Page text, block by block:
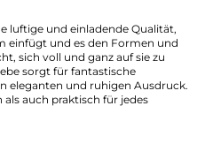
luftige und einladende Qualität,
einfügt und es den Formen und
sich voll und ganz auf sie zu
sorgt für fantastische
eleganten und ruhigen Ausdruck.
auch praktisch für jedes